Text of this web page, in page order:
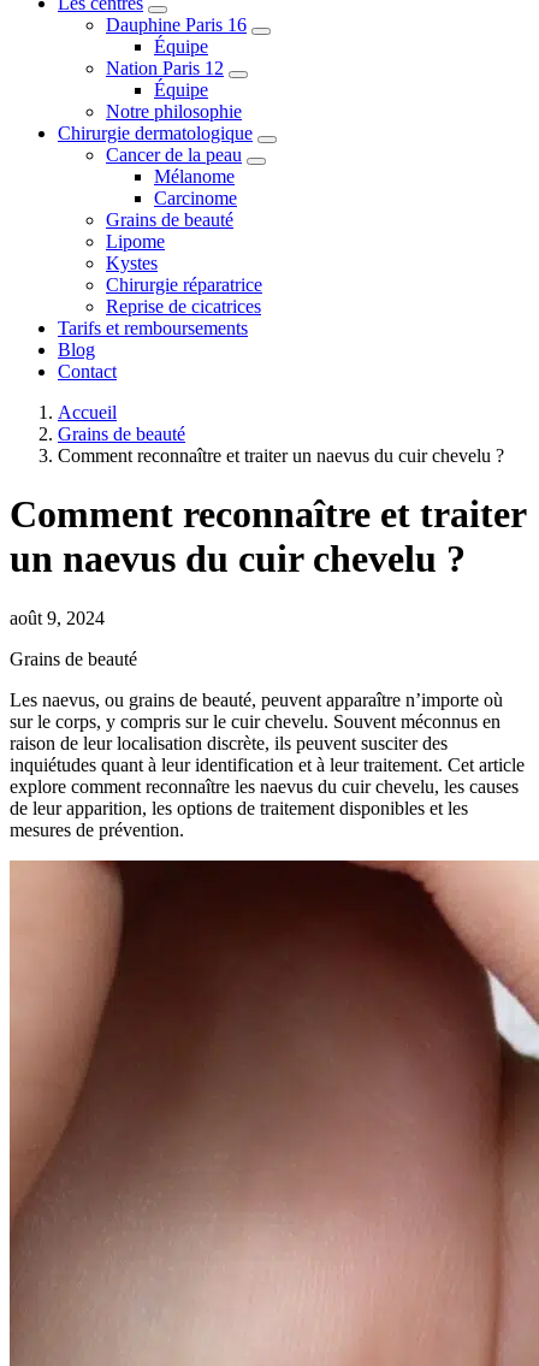
Dauphine Paris 16
Équipe
Nation Paris 12
Équipe
Notre philosophie
Chirurgie dermatologique
Cancer de la peau
Mélanome
Carcinome
Grains de beauté
Lipome
Kystes
Chirurgie réparatrice
Reprise de cicatrices
Tarifs et remboursements
Blog
Contact
Accueil
Grains de beauté
Comment reconnaître et traiter un naevus du cuir chevelu ?
Comment reconnaître et traiter
un naevus du cuir chevelu ?
août 9, 2024
Grains de beauté
Les naevus, ou grains de beauté, peuvent apparaître n’importe où
sur le corps, y compris sur le cuir chevelu. Souvent méconnus en
raison de leur localisation discrète, ils peuvent susciter des
inquiétudes quant à leur identification et à leur traitement. Cet article
explore comment reconnaître les naevus du cuir chevelu, les causes
de leur apparition, les options de traitement disponibles et les
mesures de prévention.